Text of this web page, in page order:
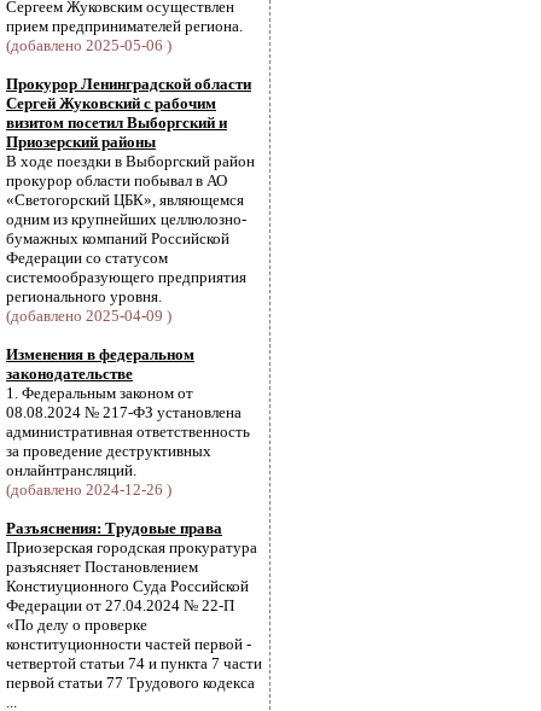
Сергеем Жуковским осуществлен
прием предпринимателей региона.
(добавлено 2025-05-06 )
Прокурор Ленинградской области
Сергей Жуковский с рабочим
визитом посетил Выборгский и
Приозерский районы
В ходе поездки в Выборгский район
прокурор области побывал в АО
«Светогорский ЦБК», являющемся
одним из крупнейших целлюлозно-
бумажных компаний Российской
Федерации со статусом
системообразующего предприятия
регионального уровня.
(добавлено 2025-04-09 )
Изменения в федеральном
законодательстве
1. Федеральным законом от
08.08.2024 № 217-ФЗ установлена
административная ответственность
за проведение деструктивных
онлайнтрансляций.
(добавлено 2024-12-26 )
Разъяснения: Трудовые права
Приозерская городская прокуратура
разъясняет Постановлением
Констиуционного Суда Российской
Федерации от 27.04.2024 № 22-П
«По делу о проверке
конституционности частей первой -
четвертой статьи 74 и пункта 7 части
первой статьи 77 Трудового кодекса
...